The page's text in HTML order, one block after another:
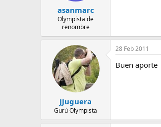
asanmarc
Olympista de
renombre
JJuguera
Gurú Olympista
28 Feb 2011
Buen aporte